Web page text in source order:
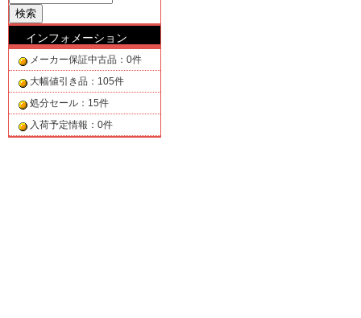
インフォメーション
メーカー保証中古品：0件
大幅値引き品：105件
処分セール：15件
入荷予定情報：0件